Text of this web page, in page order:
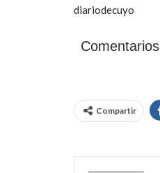
diariodecuyo
Comentarios
Compartir